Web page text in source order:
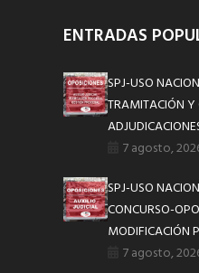
ENTRADAS
SPJ-USO
TRAMITACIÓN Y
7 agosto,
SPJ-USO
CONCURSO-
MODIFICACIÓN
7 agosto,